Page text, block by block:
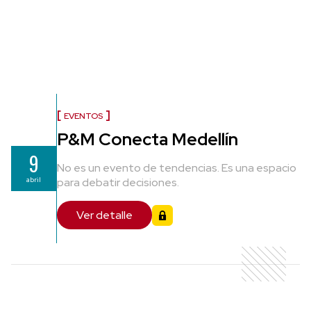
9
abril
EVENTOS
P&M Conecta Medellín
No es un evento de tendencias. Es una espacio
para debatir decisiones.
Ver detalle